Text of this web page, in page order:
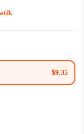
$9.35